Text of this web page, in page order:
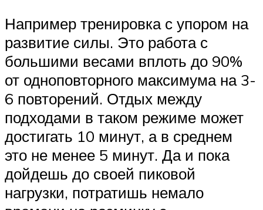
Например тренировка с упором на
развитие силы. Это работа с
большими весами вплоть до 90%
от одноповторного максимума на 3-
6 повторений. Отдых между
подходами в таком режиме может
достигать 10 минут, а в среднем
это не менее 5 минут. Да и пока
дойдешь до своей пиковой
нагрузки, потратишь немало